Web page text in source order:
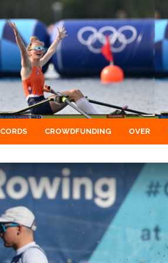
CROWDFUNDING OVER